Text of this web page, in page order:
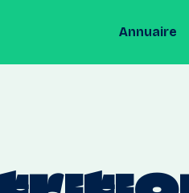
Annuaire